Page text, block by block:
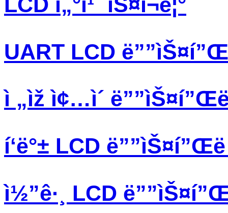
UART LCD ë””ìŠ¤í”Œë
ì „ìž ì¢…ì´ ë””ìŠ¤í”Œë
í‘ë°± LCD ë””ìŠ¤í”Œë
ì½”ê·¸ LCD